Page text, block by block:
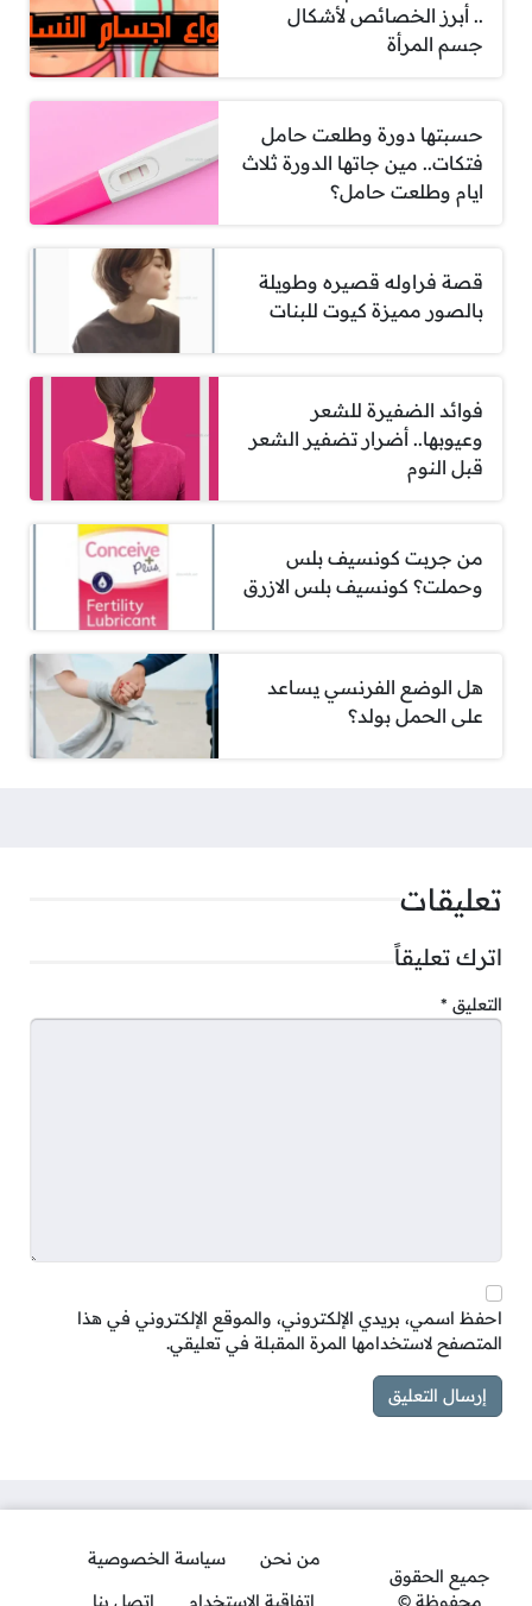
.. أبرز الخصائص لأشكال
جسم المرأة
حسبتها دورة وطلعت حامل
فتكات.. مين جاتها الدورة ثلاث
ايام وطلعت حامل؟
قصة فراوله قصيره وطويلة
بالصور مميزة كيوت للبنات
فوائد الضفيرة للشعر
وعيوبها.. أضرار تضفير الشعر
قبل النوم
من جربت كونسيف بلس
وحملت؟ كونسيف بلس الازرق
هل الوضع الفرنسي يساعد
على الحمل بولد؟
تعليقات
اترك تعليقاً
التعليق *
احفظ اسمي، بريدي الإلكتروني، والموقع الإلكتروني في هذا
المتصفح لاستخدامها المرة المقبلة في تعليقي.
جميع الحقوق
محفوظة ©
من نحن
سياسة الخصوصية
اتفاقية الاستخدام
اتصل بنا